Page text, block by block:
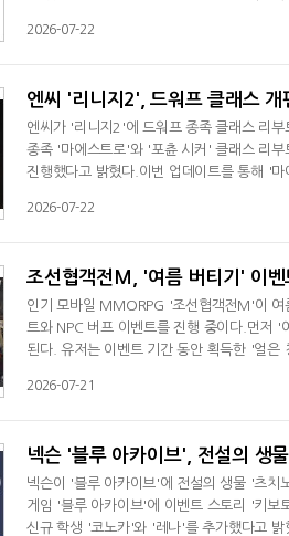
신진흥원, 한국게임개발자협회 등 3개 플랫
2026-07-22
엔씨 '리니지2', 드워프 클래스
엔씨가 '리니지2'에 드워프 종족 클래스 리
종족 '마에스트로'와 '포츈 시커' 클래스 리
진행했다고 밝혔다.이번 업데이트를 통해 '
전투용 주문서와 비약을 제작할 수 있다. 제
2026-07-22
조선협객전M, '여름 버티기' 이
인기 모바일 MMORPG '조선협객전M'이 여
트와 NPC 버프 이벤트를 진행 중이다.먼저
된다. 유저는 이벤트 기간 동안 획득한 '얼
충전 보상으로도 추가 획득이 가능하다. 단,
2026-07-21
넥슨 '블루 아카이브', 전설의 생
넥슨이 '블루 아카이브'에 전설의 생물 '츠치
게임 '블루 아카이브'에 이벤트 스토리 '키보
신규 학생 '코노카'와 '레나'를 추가했다고 밝